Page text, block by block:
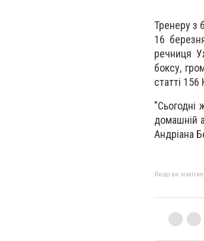
Тренеру з
16
речниця
боксу,
статті
"Сьогодні
домашній
Андріана
Якщо ви